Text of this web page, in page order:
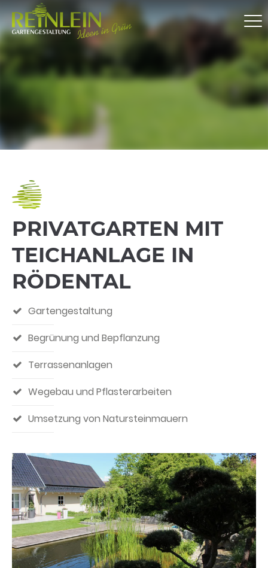
PRIVAT­GARTEN MIT
TEICHANLAGE IN
RÖDENTAL
Gartengestaltung
Begrünung und Bepflanzung
Terrassenanlagen
Wegebau und Pflasterarbeiten
Umsetzung von Natursteinmauern